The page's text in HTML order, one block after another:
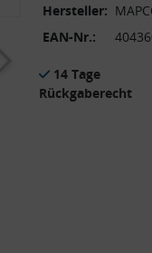
Hersteller:
EAN-Nr.:
14 Tage
Rückgaberecht